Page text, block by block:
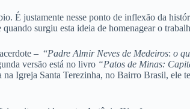
É justamente nesse ponto de inflexão da
surgiu esta ideia de homenagear o
– “Padre Almir Neves de Medeiros: o
versão está no livro “Patos de Minas:
Igreja Santa Terezinha, no Bairro Brasil, ele